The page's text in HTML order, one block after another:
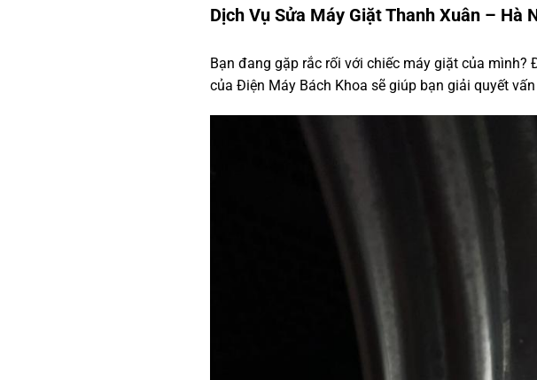
Dịch Vụ Sửa Máy Giặt Thanh Xuân – Hà
Bạn đang gặp rắc rối với chiếc máy giặt của
của Điện Máy Bách Khoa sẽ giúp bạn giải quyết